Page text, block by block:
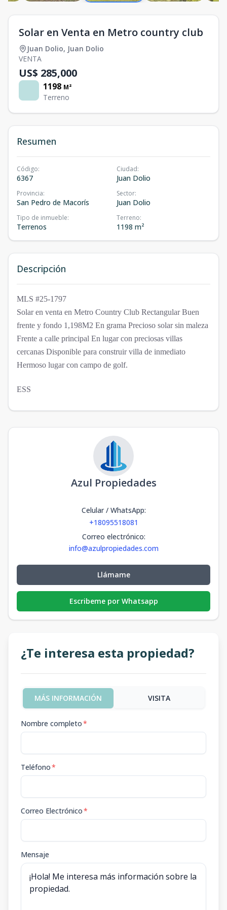
Solar en Venta en Metro country club
Juan Dolio, Juan Dolio
VENTA
US$ 285,000
1198 M²
Terreno
Resumen
Código:
6367
Ciudad:
Juan Dolio
Provincia:
San Pedro de Macorís
Sector:
Juan Dolio
Tipo de inmueble:
Terrenos
Terreno:
1198 m²
Descripción
MLS #25-1797
Solar en venta en Metro Country Club Rectangular Buen
frente y fondo 1,198M2 En grama Precioso solar sin maleza
Frente a calle principal En lugar con preciosas villas
cercanas Disponible para construir villa de inmediato
Hermoso lugar con campo de golf.
ESS
Azul Propiedades
Celular / WhatsApp:
+18095518081
Correo electrónico:
info@azulpropiedades.com
Llámame
Escribeme por Whatsapp
¿Te interesa esta propiedad?
MÁS INFORMACIÓN VISITA
Nombre completo*
Teléfono*
Correo Electrónico*
Mensaje